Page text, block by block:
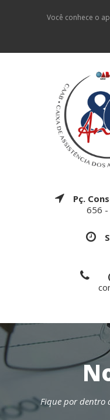
Você conhece o
Pç.
656 -
Fique por dentro